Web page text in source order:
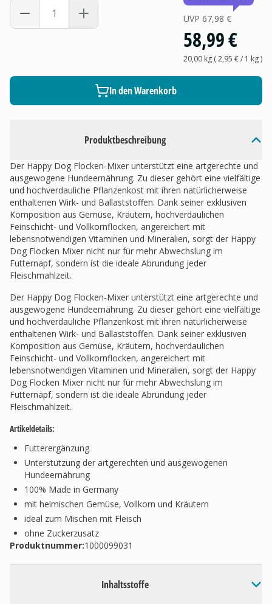
Produktbeschreibung
Der Happy Dog Flocken-Mixer unterstützt eine artgerechte und
ausgewogene Hundeernährung. Zu dieser gehört eine vielfältige
und hochverdauliche Pflanzenkost mit ihren natürlicherweise
enthaltenen Wirk- und Ballaststoffen. Dank seiner exklusiven
Komposition aus Gemüse, Kräutern, hochverdaulichen
Feinschicht- und Vollkornflocken, angereichert mit
lebensnotwendigen Vitaminen und Mineralien, sorgt der Happy
Dog Flocken Mixer nicht nur für mehr Abwechslung im
Futternapf, sondern ist die ideale Abrundung jeder
Fleischmahlzeit.
Der Happy Dog Flocken-Mixer unterstützt eine artgerechte und
ausgewogene Hundeernährung. Zu dieser gehört eine vielfältige
und hochverdauliche Pflanzenkost mit ihren natürlicherweise
enthaltenen Wirk- und Ballaststoffen. Dank seiner exklusiven
Komposition aus Gemüse, Kräutern, hochverdaulichen
Feinschicht- und Vollkornflocken, angereichert mit
lebensnotwendigen Vitaminen und Mineralien, sorgt der Happy
Dog Flocken Mixer nicht nur für mehr Abwechslung im
Futternapf, sondern ist die ideale Abrundung jeder
Fleischmahlzeit.
Artikeldetails:
Futterergänzung
Unterstützung der artgerechten und ausgewogenen
Hundeernährung
100% Made in Germany
mit heimischen Gemüse, Vollkorn und Kräutern
ideal zum Mischen mit Fleisch
ohne Zuckerzusatz
Produktnummer:1000099031
Inhaltsstoffe
UVP 67,98 €
58,99 €
20,00 kg(2,95 €/ 1 kg)
In den Warenkorb